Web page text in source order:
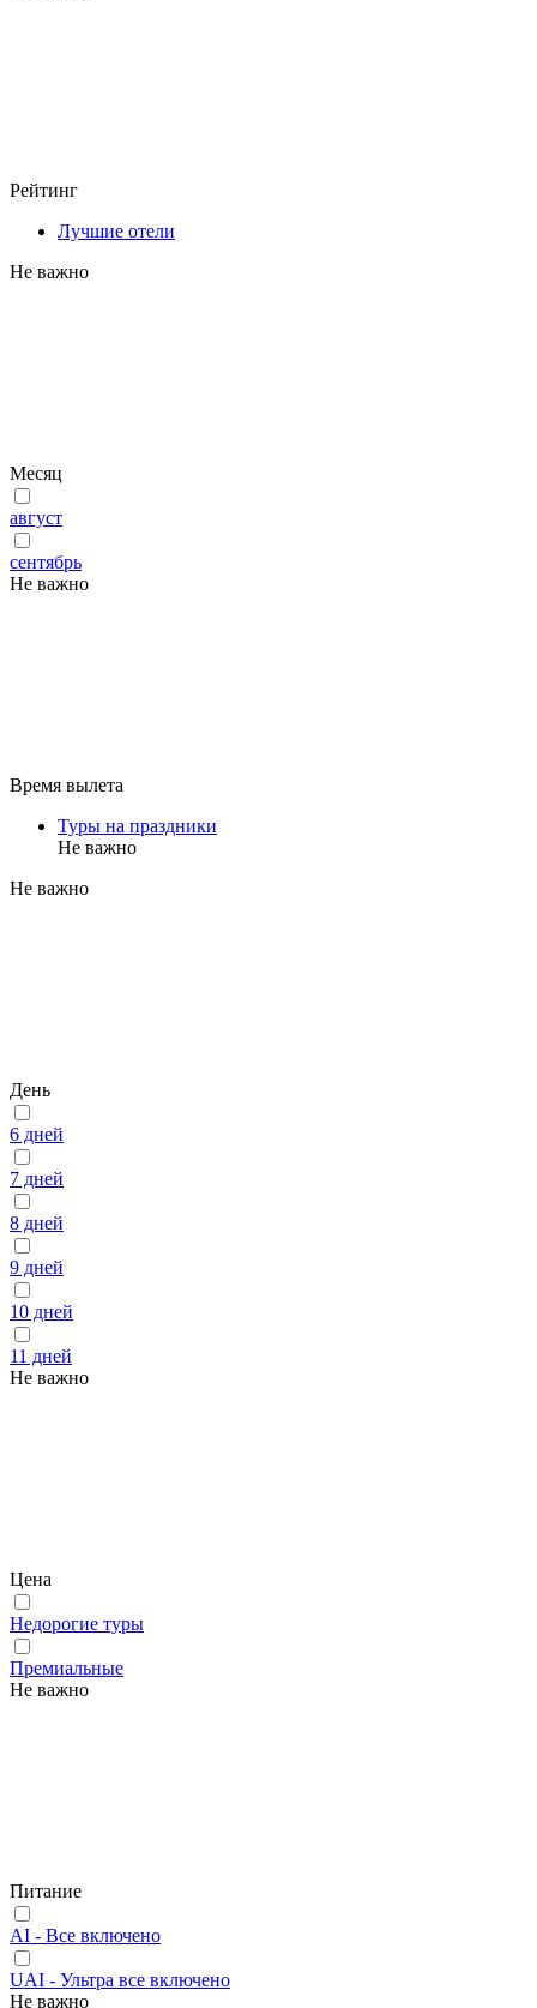
Рейтинг
Лучшие отели
Не важно
Месяц
август
сентябрь
Не важно
Время вылета
Туры на праздники
Не важно
Не важно
День
6 дней
7 дней
8 дней
9 дней
10 дней
11 дней
Не важно
Цена
Недорогие туры
Премиальные
Не важно
Питание
AI - Все включено
UAI - Ультра все включено
Не важно